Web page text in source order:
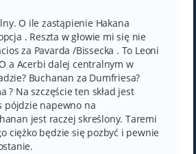
O ile zastąpienie Hakana
. Reszta w głowie mi się nie
za Pavarda /Bissecka . To Leoni
a Acerbi dalej centralnym w
Buchanan za Dumfriesa?
? Na szczęście ten skład jest
pójdzie napewno na
jest raczej skreślony. Taremi
ciężko będzie się pozbyć i pewnie